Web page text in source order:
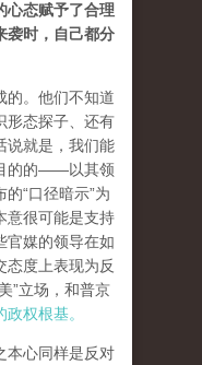
心态赋予了合理
袭时，自己都分
的。他们不知道
形态探子、还有
说就是，我们能
的的——以其领
“口径暗示”为
意很可能是支持
官媒的领导在如
态度上表现为反
”立场，和普京
权根基。
本心同样是反对